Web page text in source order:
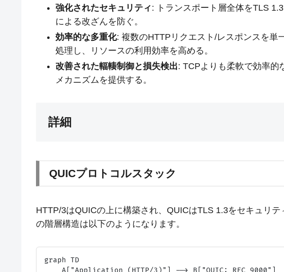
強化されたセキュリティ: トランスポート層全体をTLS
による改ざんを防ぐ。
効率的な多重化: 複数のHTTPリクエスト/レスポンスを単
処理し、リソースの利用効率を高める。
改善された輻輳制御と損失検出: TCPよりも柔軟で効率的
メカニズムを提供する。
詳細
QUICプロトコルスタック
HTTP/3はQUICの上に構築され、QUICはTLS 1.3をセキュリ
の階層構造は以下のようになります。
graph TD
    A["Application (HTTP/3)"] --> B["QUIC: RFC 9000"]